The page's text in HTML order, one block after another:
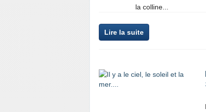
la colline...
Lire la suite